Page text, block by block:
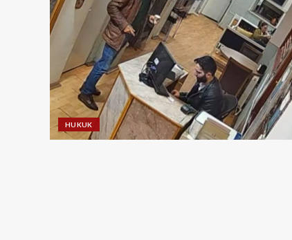
HUKUK